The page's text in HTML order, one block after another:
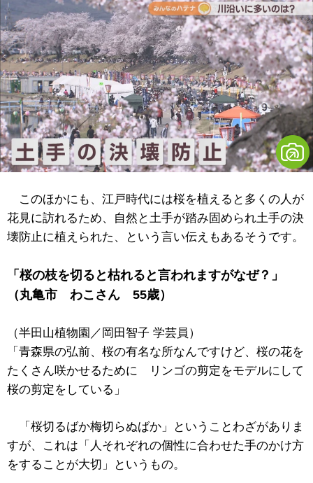
このほかにも、江戸時代には桜を植えると多くの人が
花見に訪れるため、自然と土手が踏み固められ土手の決
壊防止に植えられた、という言い伝えもあるそうです。
「桜の枝を切ると枯れると言われますがなぜ？」
（丸亀市 わこさん 55歳）
（半田山植物園／岡田智子 学芸員）
「青森県の弘前、桜の有名な所なんですけど、桜の花を
たくさん咲かせるために リンゴの剪定をモデルにして
桜の剪定をしている」
「桜切るばか梅切らぬばか」ということわざがありま
すが、これは「人それぞれの個性に合わせた手のかけ方
をすることが大切」というもの。